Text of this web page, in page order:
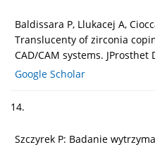
Baldissara P, Llukacej A,
Translucenty of zirconia
CAD/CAM systems. JProsthet
Google Scholar
14.
Szczyrek P: Badanie